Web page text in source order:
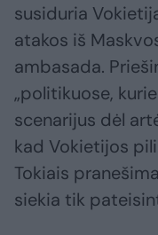
susiduria
atakos iš
ambasada.
„politikuose,
scenarijus dėl
kad Vokietijos
Tokiais
siekia tik